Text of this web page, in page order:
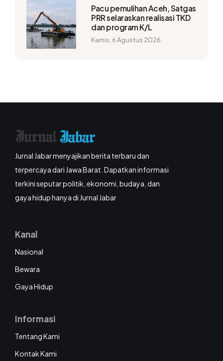
Pacu pemulihan Aceh, Satgas
PRR selaraskan realisasi TKD
dan program K/L
Kamis, 6 Agustus 2026
Jurnal Jabar menyajikan berita terbaru dan
terpercaya dari Jawa Barat. Dapatkan informasi
terkini seputar politik, ekonomi, budaya, dan
gaya hidup hanya di Jurnal Jabar
Kanal
Nasional
Bewara
Gaya Hidup
Informasi
Tentang Kami
Kontak Kami